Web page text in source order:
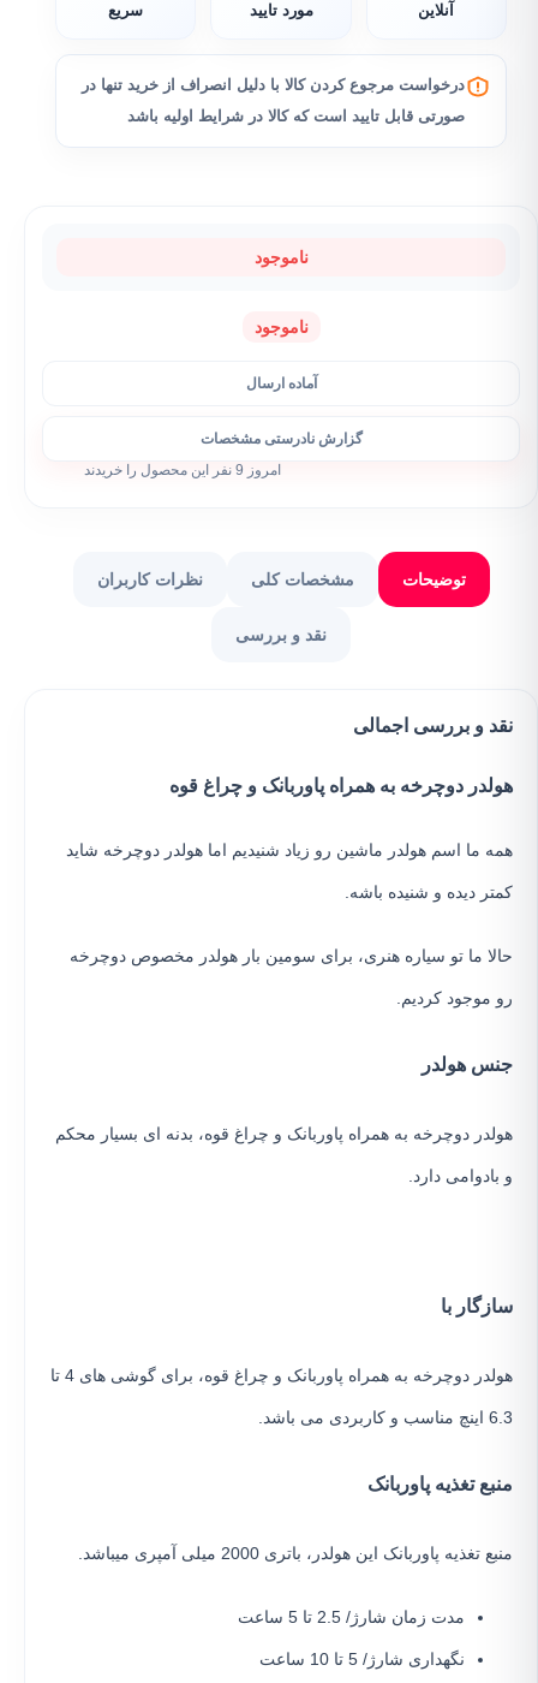
ناموجود
ناموجود
آماده ارسال
گزارش نادرستی مشخصات
امروز 9 نفر این محصول را خریدند
آنلاین مورد تایید سریع
درخواست مرجوع کردن کالا با دلیل انصراف از خرید تنها در
صورتی قابل تایید است که کالا در شرایط اولیه باشد
توضیحات مشخصات کلی نظرات کاربران
نقد و بررسی
نقد و بررسی اجمالی
هولدر دوچرخه به همراه پاوربانک و چراغ قوه
همه ما اسم هولدر ماشین رو زیاد شنیدیم اما هولدر دوچرخه شاید
کمتر دیده و شنیده باشه.
حالا ما تو سیاره هنری، برای سومین بار هولدر مخصوص دوچرخه
رو موجود کردیم.
جنس هولدر
هولدر دوچرخه به همراه پاوربانک و چراغ قوه، بدنه ای بسیار محکم
و بادوامی دارد.
سازگار با
هولدر دوچرخه به همراه پاوربانک و چراغ قوه، برای گوشی های 4 تا
6.3 اینچ مناسب و کاربردی می باشد.
منبع تغذیه پاوربانک
منبع تغذیه پاوربانک این هولدر، باتری 2000 میلی آمپری میباشد.
مدت زمان شارژ/ 2.5 تا 5 ساعت
نگهداری شارژ/ 5 تا 10 ساعت